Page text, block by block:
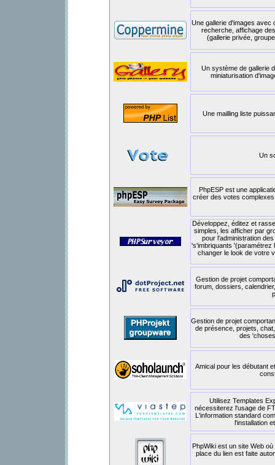
Une gallerie d'images avec
recherche, affichage
(gallerie privée,
Un système de gallerie
miniaturisation
Une mailling liste
Un
PhpESP est une
créer des votes
Développez, éditez et
simples, les afficher par
pour l'administration
's'imbriquants '(paramétrez
changer le look de votre
Gestion de projet
forum, dossiers,
Gestion de projet
de présence, projets,
des
Amical pour les débutant
Utilisez Templates
nécessiterez l'usage de
L'information standard
l'installation
PhpWiki est un site Web
place du lien est faite